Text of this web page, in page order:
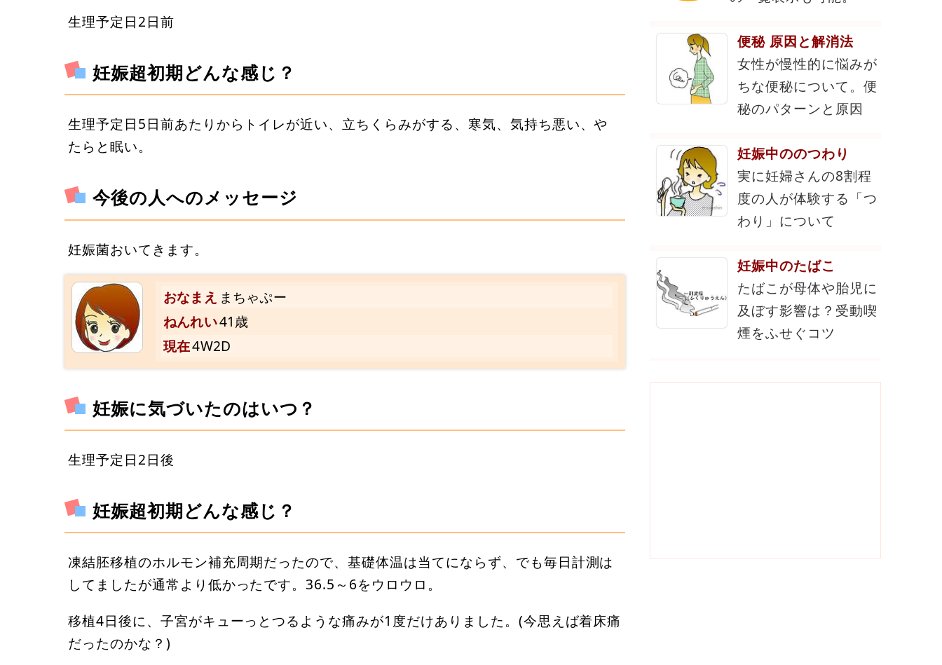
生理予定日2日前
妊娠超初期どんな感じ？
生理予定日5日前あたりからトイレが近い、立ちくらみがする、寒気、気持ち悪い、や
たらと眠い。
今後の人へのメッセージ
妊娠菌おいてきます。
おなまえ まちゃぷー
ねんれい41歳
現在4W2D
妊娠に気づいたのはいつ？
生理予定日2日後
妊娠超初期どんな感じ？
凍結胚移植のホルモン補充周期だったので、基礎体温は当てにならず、でも毎日計測は
してましたが通常より低かったです。36.5～6をウロウロ。
移植4日後に、子宮がキューっとつるような痛みが1度だけありました。(今思えば着床痛
だったのかな？)
便秘 原因と解消法
女性が慢性的に悩みが
ちな便秘について。便
秘のパターンと原因
妊娠中ののつわり
実に妊婦さんの8割程
度の人が体験する「つ
わり」について
妊娠中のたばこ
たばこが母体や胎児に
及ぼす影響は？受動喫
煙をふせぐコツ